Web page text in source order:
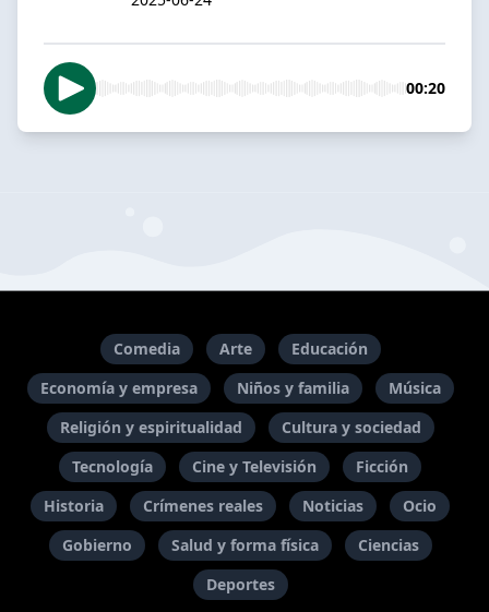
00:20
Comedia Arte
Educación
Economía y empresa
Niños y familia
Música
Religión y espiritualidad
Cultura y sociedad
Tecnología
Cine y Televisión
Ficción
Historia
Crímenes reales Noticias
Ocio
Gobierno
Salud y forma física
Ciencias
Deportes